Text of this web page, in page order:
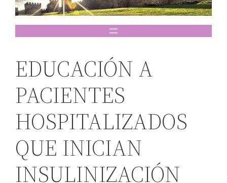
EDUCACIÓN A
PACIENTES
HOSPITALIZADOS
QUE INICIAN
INSULINIZACIÓN